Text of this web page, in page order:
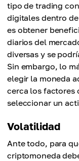
tipo de trading
digitales dentro
es obtener
diarios del
diversas y se
Sin embargo, lo
elegir la moneda
cerca los factores
seleccionar un
Volatilidad
Ante todo, para
criptomoneda